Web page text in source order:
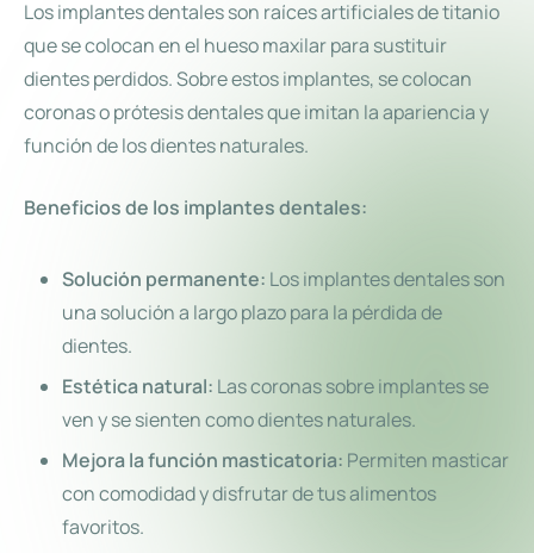
Los implantes dentales son raíces artificiales de titanio
que se colocan en el hueso maxilar para sustituir
dientes perdidos. Sobre estos implantes, se colocan
coronas o prótesis dentales que imitan la apariencia y
función de los dientes naturales.
Beneficios de los implantes dentales:
Solución permanente: Los implantes dentales son
una solución a largo plazo para la pérdida de
dientes.
Estética natural: Las coronas sobre implantes se
ven y se sienten como dientes naturales.
Mejora la función masticatoria: Permiten masticar
con comodidad y disfrutar de tus alimentos
favoritos.